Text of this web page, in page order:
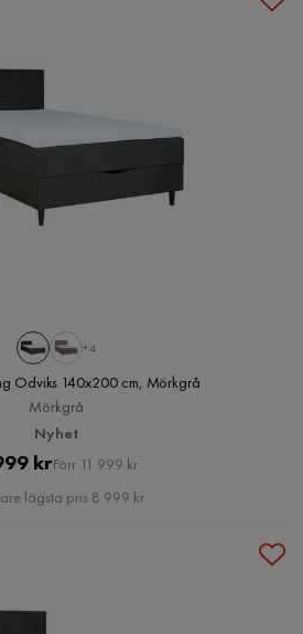
+4
Odviks 140x200 cm, Mörkgrå
Mörkgrå
Nyhet
Pris
krOriginal
Pris
Förr 11 999 kr
lägsta pris 8 999 kr